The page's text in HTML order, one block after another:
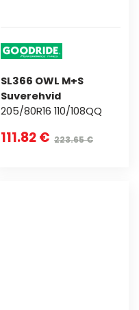
SL366 OWL M+S
Suverehvid
205/80R16 110/108QQ
111.82 € 223.65 €